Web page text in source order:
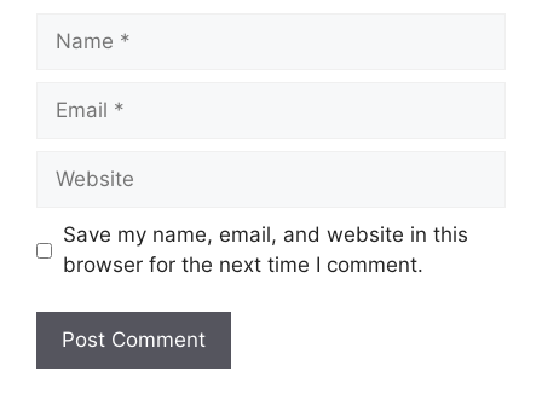
Name
Email
Website
Save my name, email, and website in this
browser for the next time I comment.